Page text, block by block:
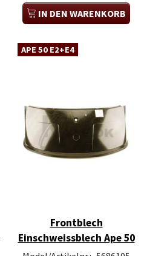
IN DEN WARENKORB
APE 50 E2+E4
Frontblech
Einschweissblech Ape 50